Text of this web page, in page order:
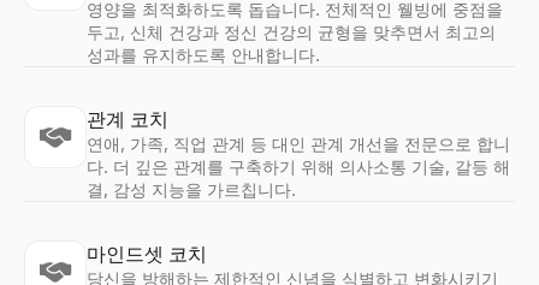
영양을 최적화하도록 돕습니다. 전체적인 웰빙에 중점을
두고, 신체 건강과 정신 건강의 균형을 맞추면서 최고의
성과를 유지하도록 안내합니다.
관계 코치
연애, 가족, 직업 관계 등 대인 관계 개선을 전문으로 합니
다. 더 깊은 관계를 구축하기 위해 의사소통 기술, 갈등 해
결, 감성 지능을 가르칩니다.
마인드셋 코치
당신을 방해하는 제한적인 신념을 식별하고 변화시키기